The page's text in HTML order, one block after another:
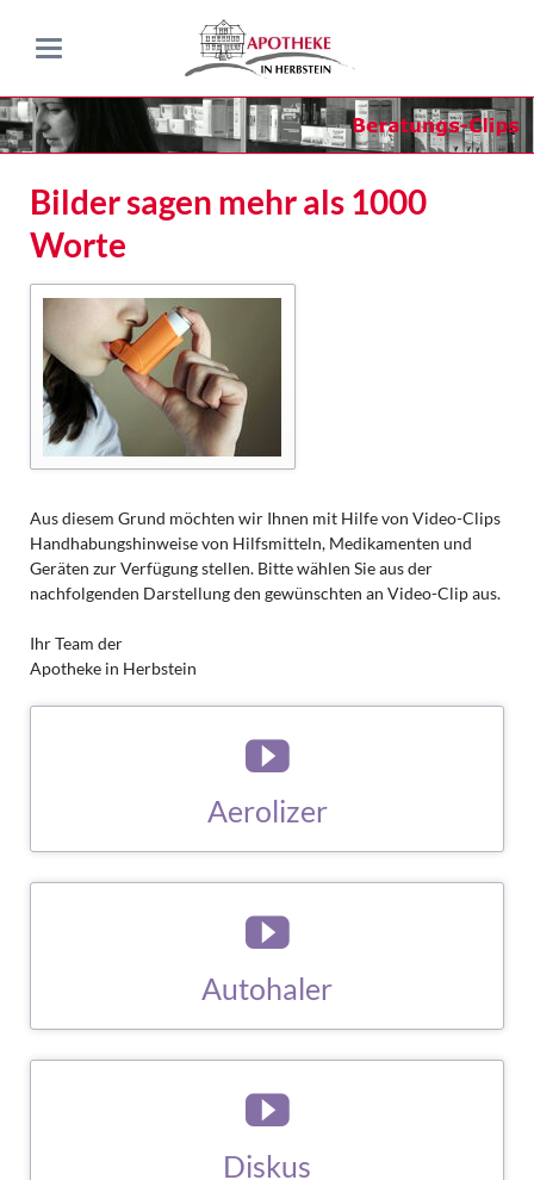
Bilder sagen mehr als 1000
Worte
Aus diesem Grund möchten wir Ihnen mit Hilfe von Video-Clips
Handhabungshinweise von Hilfsmitteln, Medikamenten und
Geräten zur Verfügung stellen. Bitte wählen Sie aus der
nachfolgenden Darstellung den gewünschten an Video-Clip aus.
Ihr Team der
Apotheke in Herbstein
ZUM BERATUNGS-CLIP
ZUM BERATUNGS-CLIP